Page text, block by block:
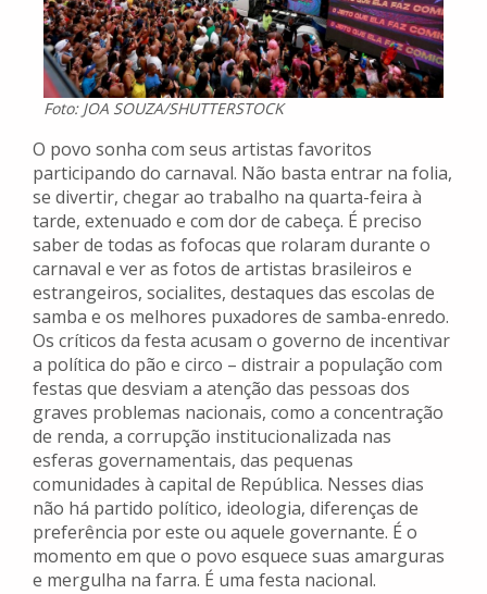
Foto: JOA SOUZA/SHUTTERSTOCK
O povo sonha com seus artistas favoritos
participando do carnaval. Não basta entrar na folia,
se divertir, chegar ao trabalho na quarta-feira à
tarde, extenuado e com dor de cabeça. É preciso
saber de todas as fofocas que rolaram durante o
carnaval e ver as fotos de artistas brasileiros e
estrangeiros, socialites, destaques das escolas de
samba e os melhores puxadores de samba-enredo.
Os críticos da festa acusam o governo de incentivar
a política do pão e circo – distrair a população com
festas que desviam a atenção das pessoas dos
graves problemas nacionais, como a concentração
de renda, a corrupção institucionalizada nas
esferas governamentais, das pequenas
comunidades à capital de República. Nesses dias
não há partido político, ideologia, diferenças de
preferência por este ou aquele governante. É o
momento em que o povo esquece suas amarguras
e mergulha na farra. É uma festa nacional.